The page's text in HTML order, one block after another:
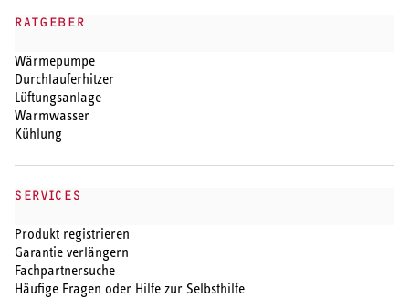
RATGEBER
Wärmepumpe
Durchlauferhitzer
Lüftungsanlage
Warmwasser
Kühlung
SERVICES
Produkt registrieren
Garantie verlängern
Fachpartnersuche
Häufige Fragen oder Hilfe zur Selbsthilfe